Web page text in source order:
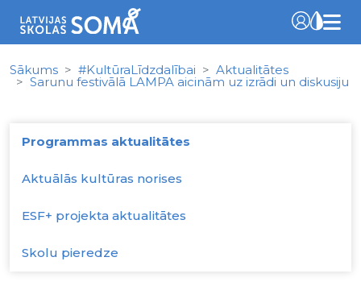
Sākums #KultūraLīdzdalībai Aktualitātes
Sarunu festivālā LAMPA aicinām uz izrādi un diskusiju
Programmas aktualitātes
Aktuālās kultūras norises
ESF+ projekta aktualitātes
Skolu pieredze